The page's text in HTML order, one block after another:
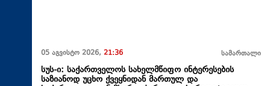
05 აგვისტო 2026, 21:36 სამართალი
სუს-ი: საქართველოს სახელმწიფო ინტერესების
საზიანოდ უცხო ქვეყნიდან მართულ და